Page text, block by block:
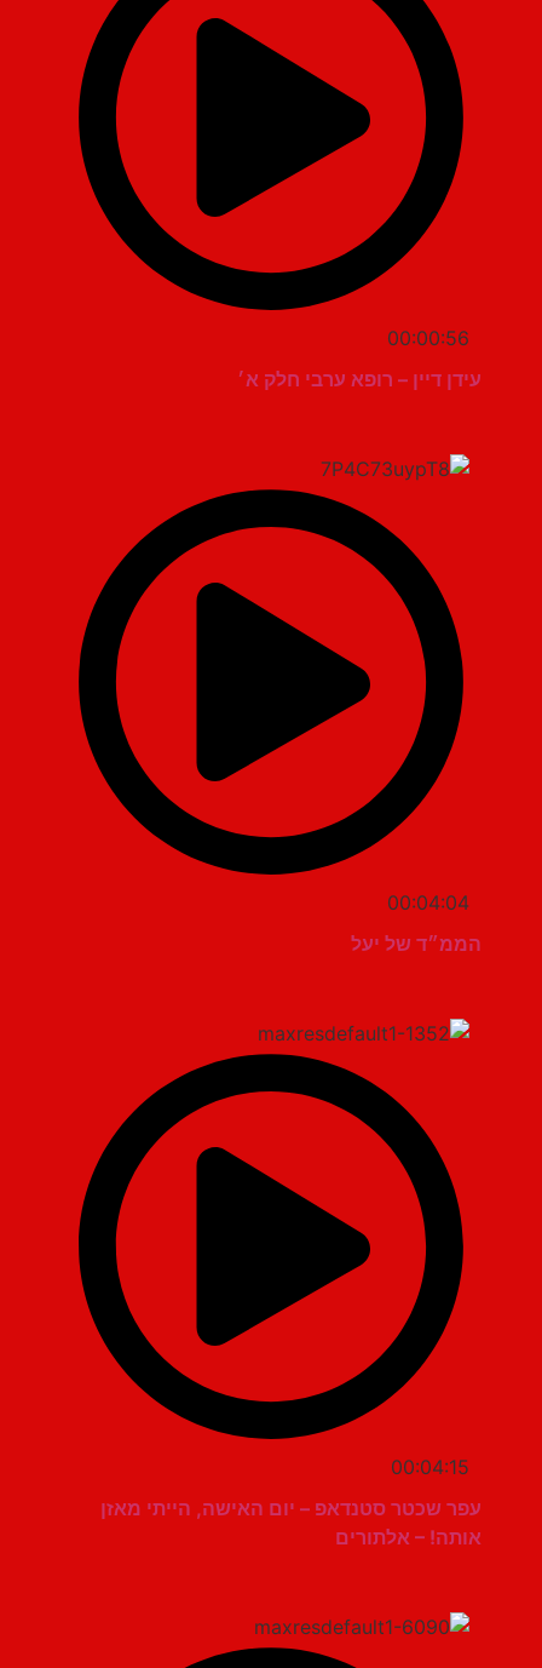
00:00:56
עידן דיין – רופא ערבי חלק א׳
00:04:04
הממ״ד של יעל
00:04:15
עפר שכטר סטנדאפ – יום האישה, הייתי מאזן
אותה! – אלתורים